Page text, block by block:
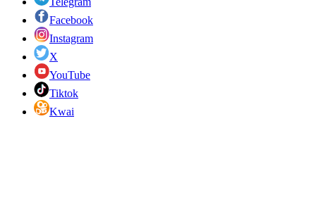
Facebook
Instagram
X
YouTube
Tiktok
Kwai